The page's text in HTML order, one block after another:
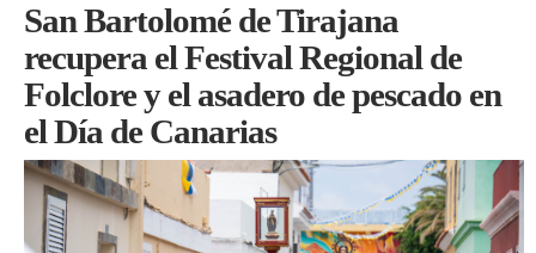
San Bartolomé de Tirajana
recupera el Festival Regional de
Folclore y el asadero de pescado en
el Día de Canarias